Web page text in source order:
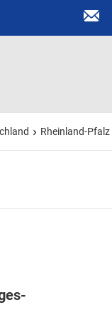
Rheinland-Pfalz